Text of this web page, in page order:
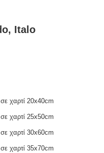
Italo
χαρτί 20x40cm
χαρτί 25x50cm
χαρτί 30x60cm
χαρτί 35x70cm